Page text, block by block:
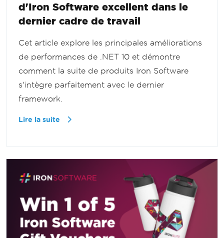
d'Iron Software excellent dans le
dernier cadre de travail
Cet article explore les principales améliorations
de performances de .NET 10 et démontre
comment la suite de produits Iron Software
s'intègre parfaitement avec le dernier
framework.
Lire la suite